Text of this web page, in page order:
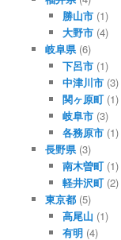
勝山市 (1)
大野市 (4)
岐阜県(6)
下呂市 (1)
中津川市 (3)
関ヶ原町 (1)
岐阜市 (3)
各務原市 (1)
長野県(3)
南木曽町 (1)
軽井沢町 (2)
東京都(5)
高尾山 (1)
有明 (4)